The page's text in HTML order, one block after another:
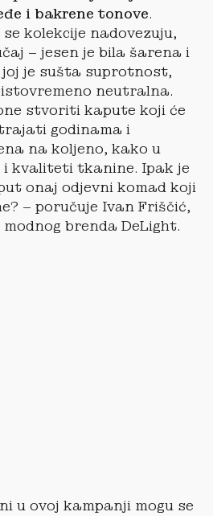
i bakrene tonove.
kolekcije nadovezuju,
– jesen je bila šarena i
je sušta suprotnost,
neutralna.
stvoriti kapute koji će
godinama i
na koljeno, kako u
kvaliteti tkanine. Ipak je
onaj odjevni komad koji
– poručuje Ivan Friščić,
brenda DeLight.
u ovoj kampanji mogu se